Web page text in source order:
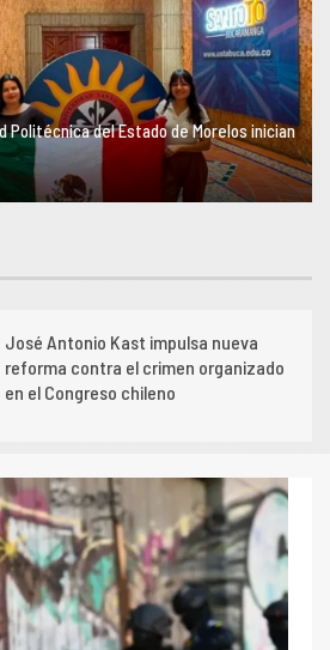
Politécnica del Estado de Morelos inician
José Antonio Kast impulsa nueva
reforma contra el crimen organizado
en el Congreso chileno